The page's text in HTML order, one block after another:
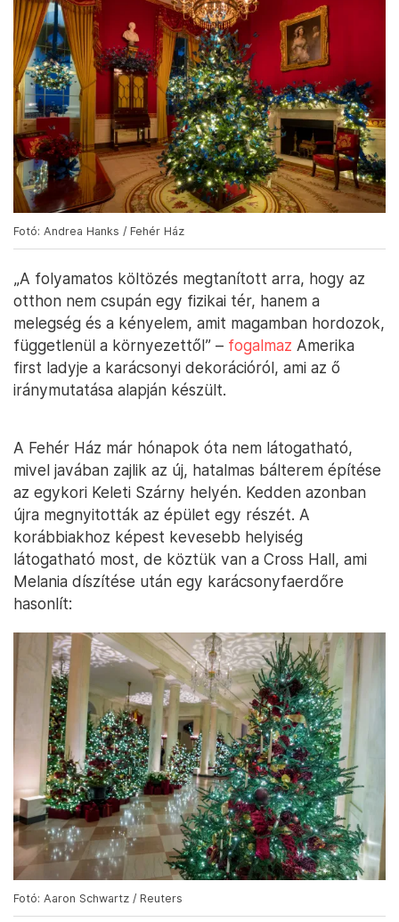
Fotó: Andrea Hanks / Fehér Ház
„A folyamatos költözés megtanított arra, hogy az
otthon nem csupán egy fizikai tér, hanem a
melegség és a kényelem, amit magamban hordozok,
függetlenül a környezettől” – fogalmaz Amerika
first ladyje a karácsonyi dekorációról, ami az ő
iránymutatása alapján készült.
A Fehér Ház már hónapok óta nem látogatható,
mivel javában zajlik az új, hatalmas bálterem építése
az egykori Keleti Szárny helyén. Kedden azonban
újra megnyitották az épület egy részét. A
korábbiakhoz képest kevesebb helyiség
látogatható most, de köztük van a Cross Hall, ami
Melania díszítése után egy karácsonyfaerdőre
hasonlít:
Fotó: Aaron Schwartz / Reuters